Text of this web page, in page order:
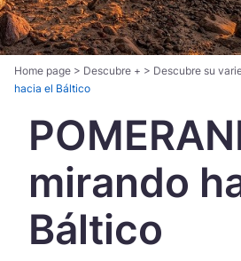
Nederlands 日本語
Português Norsk
Україна
Home page > Descubre + > Descubre su
hacia el Báltico
mirando
Báltico